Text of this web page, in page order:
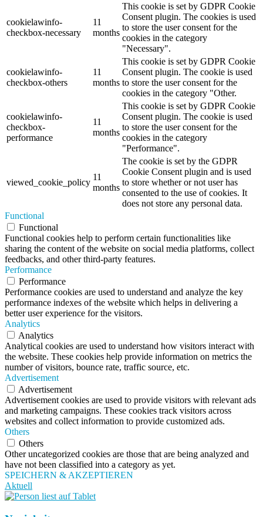
cookielawinfo-
checkbox-necessary
11
months
This cookie is set by GDPR Cookie
Consent plugin. The cookies is used
to store the user consent for the
cookies in the category
"Necessary".
cookielawinfo-
checkbox-others
11
months
This cookie is set by GDPR Cookie
Consent plugin. The cookie is used
to store the user consent for the
cookies in the category "Other.
cookielawinfo-
checkbox-
performance
11
months
This cookie is set by GDPR Cookie
Consent plugin. The cookie is used
to store the user consent for the
cookies in the category
"Performance".
viewed_cookie_policy
11
months
The cookie is set by the GDPR
Cookie Consent plugin and is used
to store whether or not user has
consented to the use of cookies. It
does not store any personal data.
Functional
Functional
Functional cookies help to perform certain functionalities like
sharing the content of the website on social media platforms, collect
feedbacks, and other third-party features.
Performance
Performance
Performance cookies are used to understand and analyze the key
performance indexes of the website which helps in delivering a
better user experience for the visitors.
Analytics
Analytics
Analytical cookies are used to understand how visitors interact with
the website. These cookies help provide information on metrics the
number of visitors, bounce rate, traffic source, etc.
Advertisement
Advertisement
Advertisement cookies are used to provide visitors with relevant ads
and marketing campaigns. These cookies track visitors across
websites and collect information to provide customized ads.
Others
Others
Other uncategorized cookies are those that are being analyzed and
have not been classified into a category as yet.
SPEICHERN & AKZEPTIEREN
Aktuell